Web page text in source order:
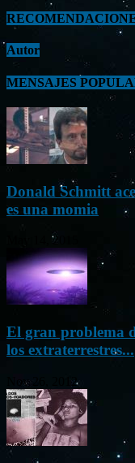
Autor
MENSAJES
Donald Schmitt
es una momia
May 14, 2015
El gran problema
los extraterrestres...
Nov 26, 2012